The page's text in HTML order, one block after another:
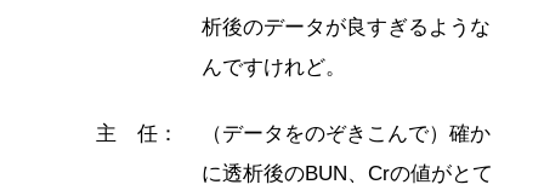
析後のデータが良すぎるような
んですけれど。
主 任：
（データをのぞきこんで）確か
に透析後のBUN、Crの値がとて